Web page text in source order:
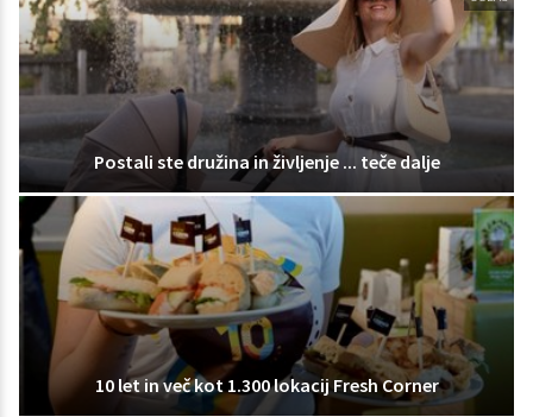
Postali ste družina in življenje ... teče dalje
10 let in več kot 1.300 lokacij Fresh Corner